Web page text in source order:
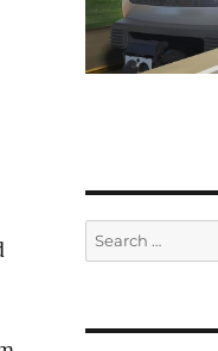
Search
for: